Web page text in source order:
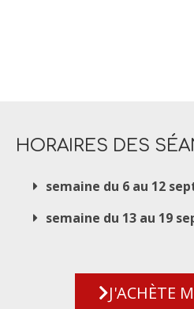
HORAIRES DES
semaine du 6 au 12
semaine du 13 au 19
J'ACHÈTE